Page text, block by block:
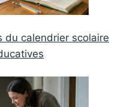
du calendrier scolaire